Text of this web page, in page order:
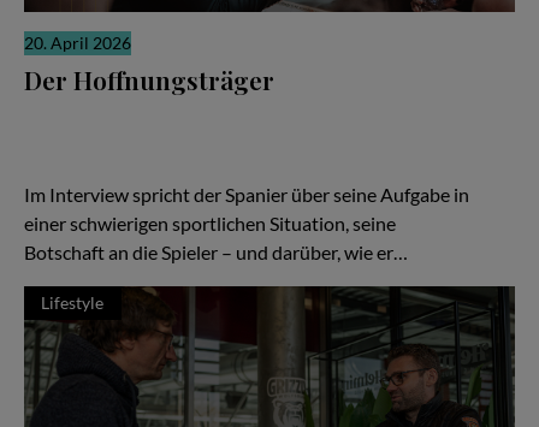
20. April 2026
Der Hoffnungsträger
Im Interview spricht der Spanier über seine Aufgabe in
einer schwierigen sportlichen Situation, seine
Botschaft an die Spieler – und darüber, wie er…
Lifestyle